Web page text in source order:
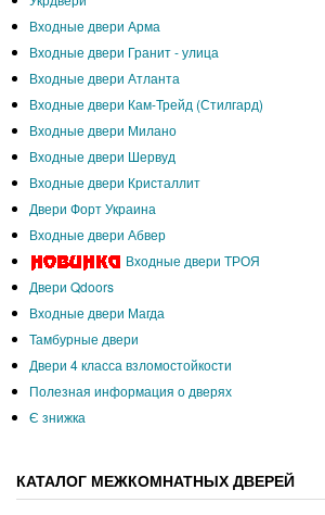
Входные двери Арма
Входные двери Гранит - улица
Входные двери Атланта
Входные двери Кам-Трейд (Стилгард)
Входные двери Милано
Входные двери Шервуд
Входные двери Кристаллит
Двери Форт Украина
Входные двери Абвер
Входные двери ТРОЯ
Двери Qdoors
Входные двери Магда
Тамбурные двери
Двери 4 класса взломостойкости
Полезная информация о дверях
Є знижка
КАТАЛОГ МЕЖКОМНАТНЫХ ДВЕРЕЙ